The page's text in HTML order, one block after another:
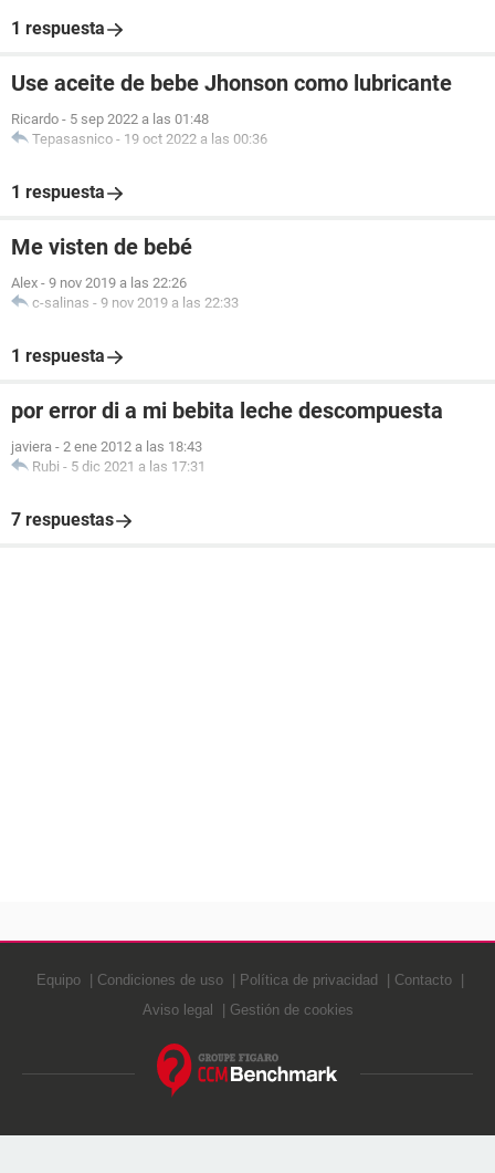
1 respuesta
Use aceite de bebe Jhonson como lubricante
Ricardo - 5 sep 2022 a las 01:48
Tepasasnico - 19 oct 2022 a las 00:36
1 respuesta
Me visten de bebé
Alex - 9 nov 2019 a las 22:26
c-salinas - 9 nov 2019 a las 22:33
1 respuesta
por error di a mi bebita leche descompuesta
javiera - 2 ene 2012 a las 18:43
Rubi - 5 dic 2021 a las 17:31
7 respuestas
Equipo Condiciones de uso Política de privacidad
Contacto
Aviso legal
Gestión de cookies